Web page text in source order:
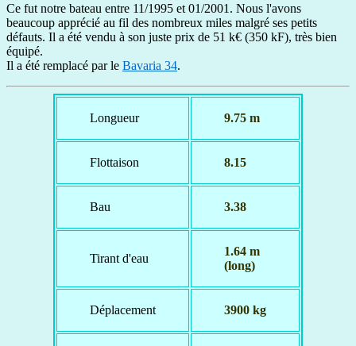
Ce fut notre bateau entre 11/1995 et 01/2001. Nous l'avons
beaucoup apprécié au fil des nombreux miles malgré ses petits
défauts. Il a été vendu à son juste prix de 51 k€ (350 kF), très bien
équipé.
Il a été remplacé par le Bavaria 34.
Longueur 9.75 m
Flottaison 8.15
Bau 3.38
Tirant d'eau
1.64 m
(long)
Déplacement 3900 kg